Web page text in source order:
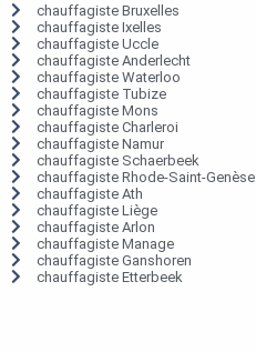
chauffagiste Bruxelles
chauffagiste Ixelles
chauffagiste Uccle
chauffagiste Anderlecht
chauffagiste Waterloo
chauffagiste Tubize
chauffagiste Mons
chauffagiste Charleroi
chauffagiste Namur
chauffagiste Schaerbeek
chauffagiste Rhode-Saint-Genèse
chauffagiste Ath
chauffagiste Liège
chauffagiste Arlon
chauffagiste Manage
chauffagiste Ganshoren
chauffagiste Etterbeek